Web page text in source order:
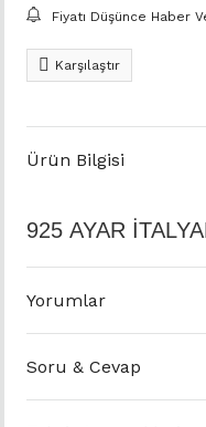
Fiyatı Düşünce Haber
Karşılaştır
Ürün Bilgisi
925 AYAR
Yorumlar
Soru & Cevap